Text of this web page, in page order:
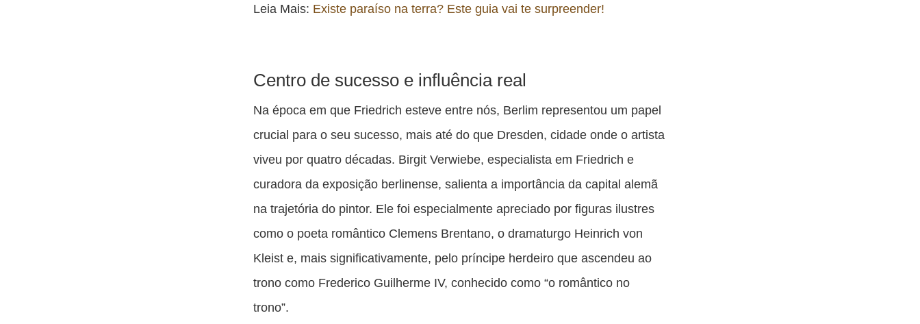
Leia Mais: Existe paraíso na terra? Este guia vai te surpreender!
Centro de sucesso e influência real
Na época em que Friedrich esteve entre nós, Berlim representou um papel
crucial para o seu sucesso, mais até do que Dresden, cidade onde o artista
viveu por quatro décadas. Birgit Verwiebe, especialista em Friedrich e
curadora da exposição berlinense, salienta a importância da capital alemã
na trajetória do pintor. Ele foi especialmente apreciado por figuras ilustres
como o poeta romântico Clemens Brentano, o dramaturgo Heinrich von
Kleist e, mais significativamente, pelo príncipe herdeiro que ascendeu ao
trono como Frederico Guilherme IV, conhecido como “o romântico no
trono”.